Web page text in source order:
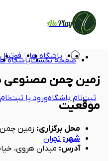
AloPlay
صفحه نخستباشگاه
ثبت‌نام باشگاهورود یا ثبت‌نام
باشگاه ها فوتبال
زمین چمن مصنوعی
موقعیت
محل برگزاری: زمین
شهر : تهران
آدرس: میدان هروی،